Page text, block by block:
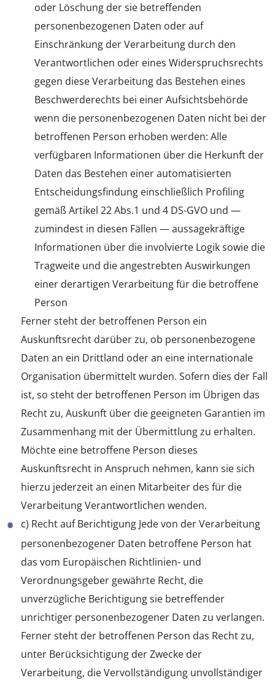
oder Löschung der sie betreffenden
personenbezogenen Daten oder auf
Einschränkung der Verarbeitung durch den
Verantwortlichen oder eines Widerspruchsrechts
gegen diese Verarbeitung das Bestehen eines
Beschwerderechts bei einer Aufsichtsbehörde
wenn die personenbezogenen Daten nicht bei der
betroffenen Person erhoben werden: Alle
verfügbaren Informationen über die Herkunft der
Daten das Bestehen einer automatisierten
Entscheidungsfindung einschließlich Profiling
gemäß Artikel 22 Abs.1 und 4 DS-GVO und —
zumindest in diesen Fällen — aussagekräftige
Informationen über die involvierte Logik sowie die
Tragweite und die angestrebten Auswirkungen
einer derartigen Verarbeitung für die betroffene
Person
Ferner steht der betroffenen Person ein
Auskunftsrecht darüber zu, ob personenbezogene
Daten an ein Drittland oder an eine internationale
Organisation übermittelt wurden. Sofern dies der Fall
ist, so steht der betroffenen Person im Übrigen das
Recht zu, Auskunft über die geeigneten Garantien im
Zusammenhang mit der Übermittlung zu erhalten.
Möchte eine betroffene Person dieses
Auskunftsrecht in Anspruch nehmen, kann sie sich
hierzu jederzeit an einen Mitarbeiter des für die
Verarbeitung Verantwortlichen wenden.
c) Recht auf Berichtigung Jede von der Verarbeitung
personenbezogener Daten betroffene Person hat
das vom Europäischen Richtlinien- und
Verordnungsgeber gewährte Recht, die
unverzügliche Berichtigung sie betreffender
unrichtiger personenbezogener Daten zu verlangen.
Ferner steht der betroffenen Person das Recht zu,
unter Berücksichtigung der Zwecke der
Verarbeitung, die Vervollständigung unvollständiger